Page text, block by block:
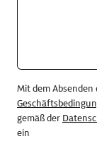
Mit dem
gemäß der
ein